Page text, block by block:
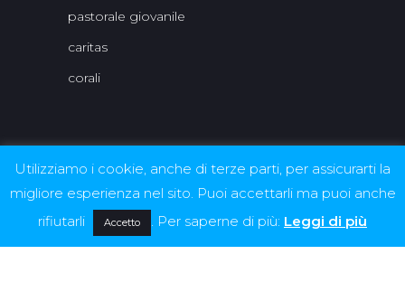
pastorale giovanile
caritas
corali
Per le immagini delle quali non è stato possibile
rintracciare autori / detentori di diritti, ci si rende
disponibili ad assolvere quanto occorre per non
incorrere in sanzioni o violazioni.
Utilizziamo i cookie, anche di terze parti, per assicurarti la
migliore esperienza nel sito. Puoi accettarli ma puoi anche
rifiutarli
Accetto . Per saperne di più: Leggi di più